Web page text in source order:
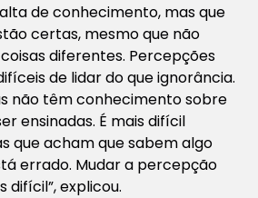
de conhecimento, mas que
certas, mesmo que não
diferentes. Percepções
de lidar do que ignorância.
não têm conhecimento sobre
ensinadas. É mais difícil
que acham que sabem algo
errado. Mudar a percepção
difícil”, explicou.